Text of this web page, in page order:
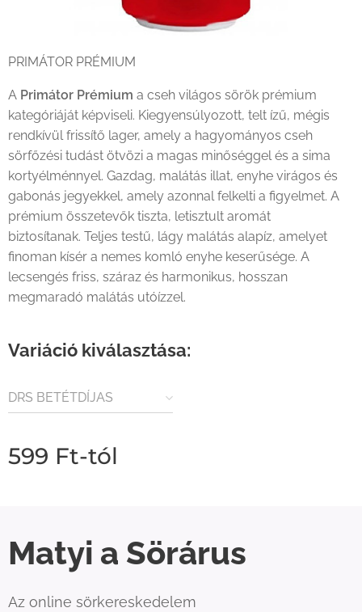
PRIMÁTOR PRÉMIUM
A Primátor Prémium a cseh világos sörök prémium
kategóriáját képviseli. Kiegyensúlyozott, telt ízű, mégis
rendkívül frissítő lager, amely a hagyományos cseh
sörfőzési tudást ötvözi a magas minőséggel és a sima
kortyélménnyel. Gazdag, malátás illat, enyhe virágos és
gabonás jegyekkel, amely azonnal felkelti a figyelmet. A
prémium összetevők tiszta, letisztult aromát
biztosítanak. Teljes testű, lágy malátás alapíz, amelyet
finoman kísér a nemes komló enyhe keserűsége. A
lecsengés friss, száraz és harmonikus, hosszan
megmaradó malátás utóízzel.
Variáció kiválasztása:
DRS BETÉTDÍJAS
599 Ft-tól
Matyi a Sörárus
Az online sörkereskedelem